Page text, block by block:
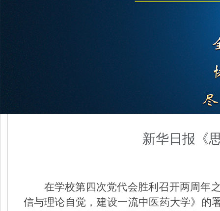
新华日报《
在学校第四次党代会胜利召开两周年
信与理论自觉，建设一流中医药大学》的